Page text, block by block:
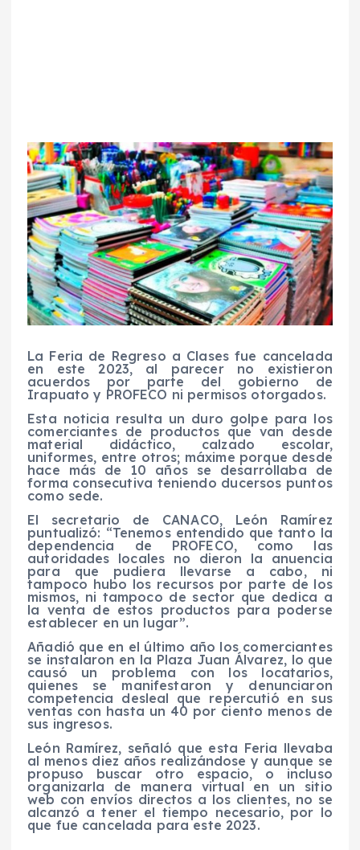
La Feria de Regreso a Clases fue cancelada
en este 2023, al parecer no existieron
acuerdos por parte del gobierno de
Irapuato y PROFECO ni permisos otorgados.
Esta noticia resulta un duro golpe para los
comerciantes de productos que van desde
material didáctico, calzado escolar,
uniformes, entre otros; máxime porque desde
hace más de 10 años se desarrollaba de
forma consecutiva teniendo ducersos puntos
como sede.
El secretario de CANACO, León Ramírez
puntualizó: “Tenemos entendido que tanto la
dependencia de PROFECO, como las
autoridades locales no dieron la anuencia
para que pudiera llevarse a cabo, ni
tampoco hubo los recursos por parte de los
mismos, ni tampoco de sector que dedica a
la venta de estos productos para poderse
establecer en un lugar”.
Añadió que en el último año los comerciantes
se instalaron en la Plaza Juan Álvarez, lo que
causó un problema con los locatarios,
quienes se manifestaron y denunciaron
competencia desleal que repercutió en sus
ventas con hasta un 40 por ciento menos de
sus ingresos.
León Ramírez, señaló que esta Feria llevaba
al menos diez años realizándose y aunque se
propuso buscar otro espacio, o incluso
organizarla de manera virtual en un sitio
web con envíos directos a los clientes, no se
alcanzó a tener el tiempo necesario, por lo
que fue cancelada para este 2023.